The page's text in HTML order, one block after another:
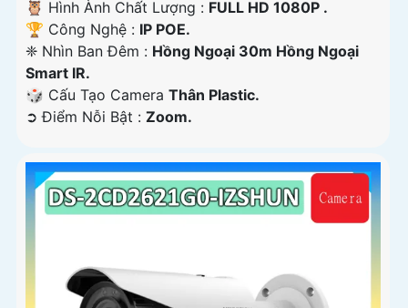
🦉 Hình Ành Chất Lượng : FULL HD 1080P .
🏆 Công Nghệ : IP POE.
❈ Nhìn Ban Đêm : Hồng Ngoại 30m Hồng Ngoại
Smart IR.
🎲 Cấu Tạo Camera Thân Plastic.
️➲ Điểm Nỗi Bật : Zoom.